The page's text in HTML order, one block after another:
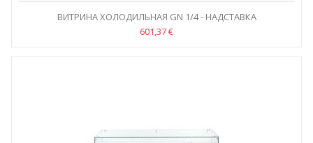
ВИТРИНА ХОЛОДИЛЬНАЯ GN 1/4 - НАДСТАВКА
601,37 €